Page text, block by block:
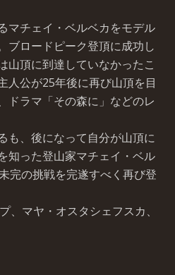
マチェイ・ベルベカをモデル
ブロードピーク登頂に成功し
山頂に到達していなかったこ
人公が25年後に再び山頂を目
ドラマ「その森に」などのレ
も、後になって自分が山頂に
知った登山家マチェイ・ベル
完の挑戦を完遂すべく再び登
、マヤ・オスタシェフスカ、